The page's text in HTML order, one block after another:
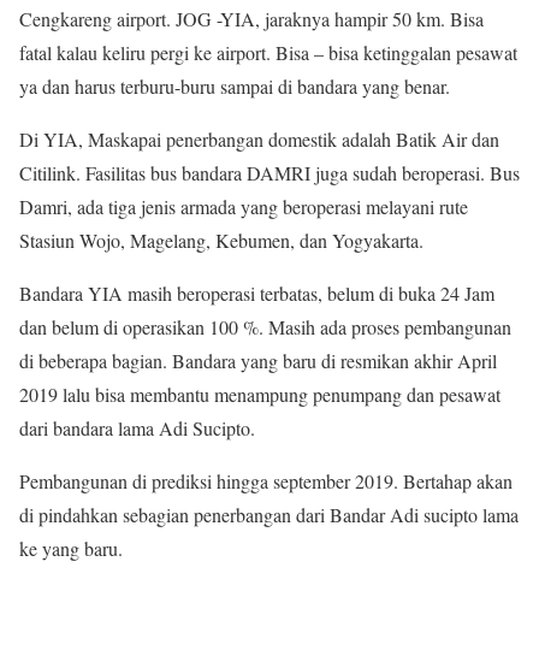
Cengkareng airport. JOG -YIA, jaraknya hampir 50 km. Bisa
fatal kalau keliru pergi ke airport. Bisa – bisa ketinggalan pesawat
ya dan harus terburu-buru sampai di bandara yang benar.
Di YIA, Maskapai penerbangan domestik adalah Batik Air dan
Citilink. Fasilitas bus bandara DAMRI juga sudah beroperasi. Bus
Damri, ada tiga jenis armada yang beroperasi melayani rute
Stasiun Wojo, Magelang, Kebumen, dan Yogyakarta.
Bandara YIA masih beroperasi terbatas, belum di buka 24 Jam
dan belum di operasikan 100 %. Masih ada proses pembangunan
di beberapa bagian. Bandara yang baru di resmikan akhir April
2019 lalu bisa membantu menampung penumpang dan pesawat
dari bandara lama Adi Sucipto.
Pembangunan di prediksi hingga september 2019. Bertahap akan
di pindahkan sebagian penerbangan dari Bandar Adi sucipto lama
ke yang baru.